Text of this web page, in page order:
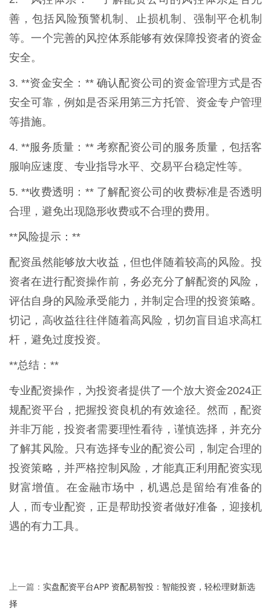
善，包括风险预警机制、止损机制、强制平仓机制
等。一个完善的风控体系能够有效保障投资者的资金
安全。
3. **资金安全：** 确认配资公司的资金管理方式是否
安全可靠，例如是否采用第三方托管、资金专户管理
等措施。
4. **服务质量：** 考察配资公司的服务质量，包括客
服响应速度、专业指导水平、交易平台稳定性等。
5. **收费透明：** 了解配资公司的收费标准是否透明
合理，避免出现隐形收费或不合理的费用。
**风险提示：**
配资虽然能够放大收益，但也伴随着较高的风险。投
资者在进行配资操作前，务必充分了解配资的风险，
评估自身的风险承受能力，并制定合理的投资策略。
切记，高收益往往伴随着高风险，切勿盲目追求高杠
杆，避免过度投资。
**总结：**
专业配资操作，为投资者提供了一个放大资金2024正
规配资平台，把握投资良机的有效途径。然而，配资
并非万能，投资者需要理性看待，谨慎选择，并充分
了解其风险。只有选择专业的配资公司，制定合理的
投资策略，并严格控制风险，才能真正利用配资实现
财富增值。在金融市场中，机遇总是留给有准备的
人，而专业配资，正是帮助投资者做好准备，迎接机
遇的有力工具。
上一篇： 实盘配资平台APP 资配易智投：智能投资，轻松理财新选
择